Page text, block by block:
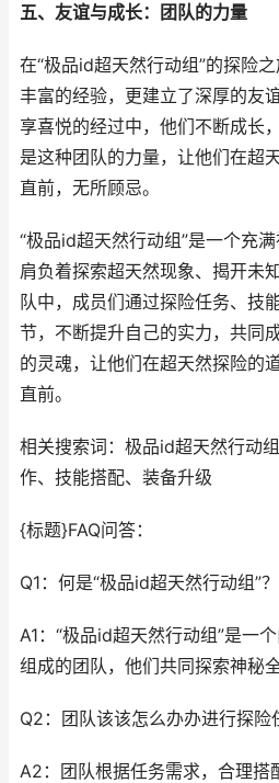
五、友谊与成长：团队的力量
在“极品id超天然行动组”的探险
丰富的经验，更建立了深厚的友
享喜悦的经过中，他们不断成长
是这种团队的力量，让他们在超
直前，无所顾忌。
“极品id超天然行动组”是一个充
肩负着探索超天然现象、揭开未
队中，成员们通过探险任务、技
节，不断提升自己的实力，共同
的灵魂，让他们在超天然探险的
直前。
相关搜索词：极品id超天然行动
作、技能搭配、装备升级
{标题}FAQ问答：
Q1：何是“极品id超天然行动组”？
A1：“极品id超天然行动组”是一
组成的团队，他们共同探索神秘
Q2：团队该该怎么办办进行探险
A2：团队根据任务需求，合理搭